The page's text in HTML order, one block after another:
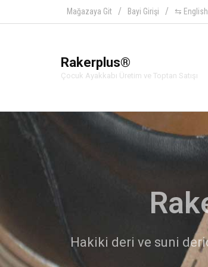
Mağazaya Git Bayi Girişi ⇆ English
Rakerplus®
Çocuk Ayakkabı Üretim ve Toptan Satışı